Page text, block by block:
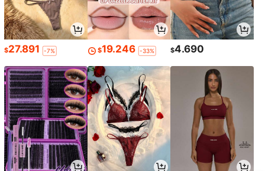
$27.891 -7% $19.246 -33% $4.690